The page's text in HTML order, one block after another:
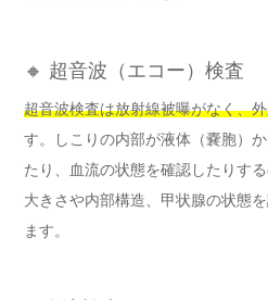
🔸 超音波（エコー）検査
超音波検査は放射線被曝がなく、
す。しこりの内部が液体（嚢胞）
たり、血流の状態を確認したりす
大きさや内部構造、甲状腺の状態
ます。